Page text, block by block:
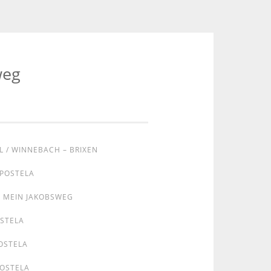
/ WINNEBACH – BRIXEN
MEIN JAKOBSWEG